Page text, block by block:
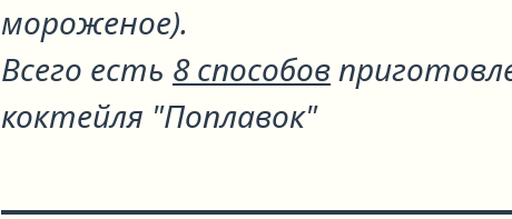
мороженое).
Всего есть 8 способов
коктейля "Поплавок"